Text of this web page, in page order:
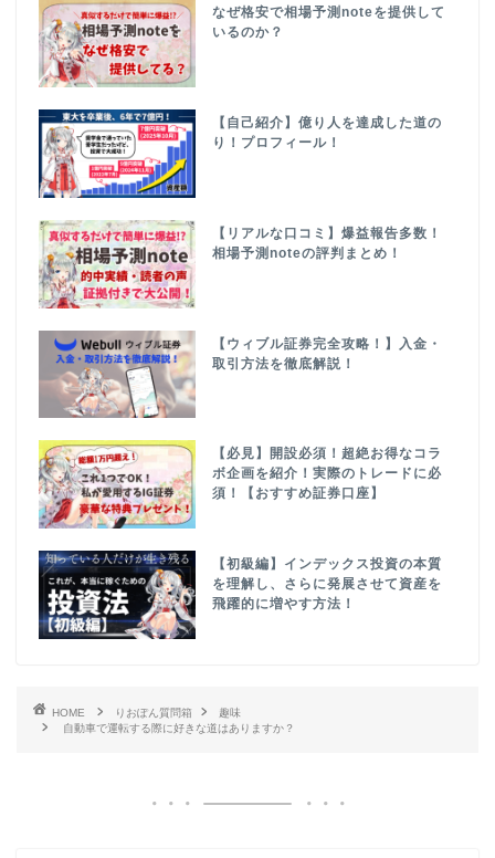
なぜ格安で相場予測noteを提供して
いるのか？
【自己紹介】億り人を達成した道の
り！プロフィール！
【リアルな口コミ】爆益報告多数！
相場予測noteの評判まとめ！
【ウィブル証券完全攻略！】入金・
取引方法を徹底解説！
【必見】開設必須！超絶お得なコラ
ボ企画を紹介！実際のトレードに必
須！【おすすめ証券口座】
【初級編】インデックス投資の本質
を理解し、さらに発展させて資産を
飛躍的に増やす方法！
HOME りおぽん質問箱
趣味
自動車で運転する際に好きな道はありますか？